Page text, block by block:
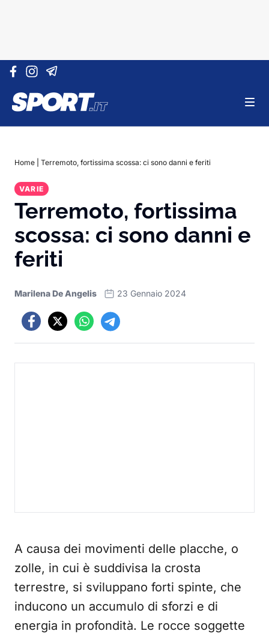
Vai al contenuto
Home Terremoto, fortissima scossa: ci sono danni e feriti
VARIE
Terremoto, fortissima
scossa: ci sono danni e
feriti
Marilena De Angelis 23 Gennaio 2024
A causa dei movimenti delle placche, o
zolle, in cui è suddivisa la crosta
terrestre, si sviluppano forti spinte, che
inducono un accumulo di sforzi e di
energia in profondità. Le rocce soggette